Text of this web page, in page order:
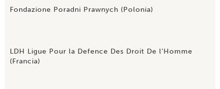
Fondazione Poradni Prawnych (Polonia)
LDH Ligue Pour la Defence Des Droit De l’Homme
(Francia)